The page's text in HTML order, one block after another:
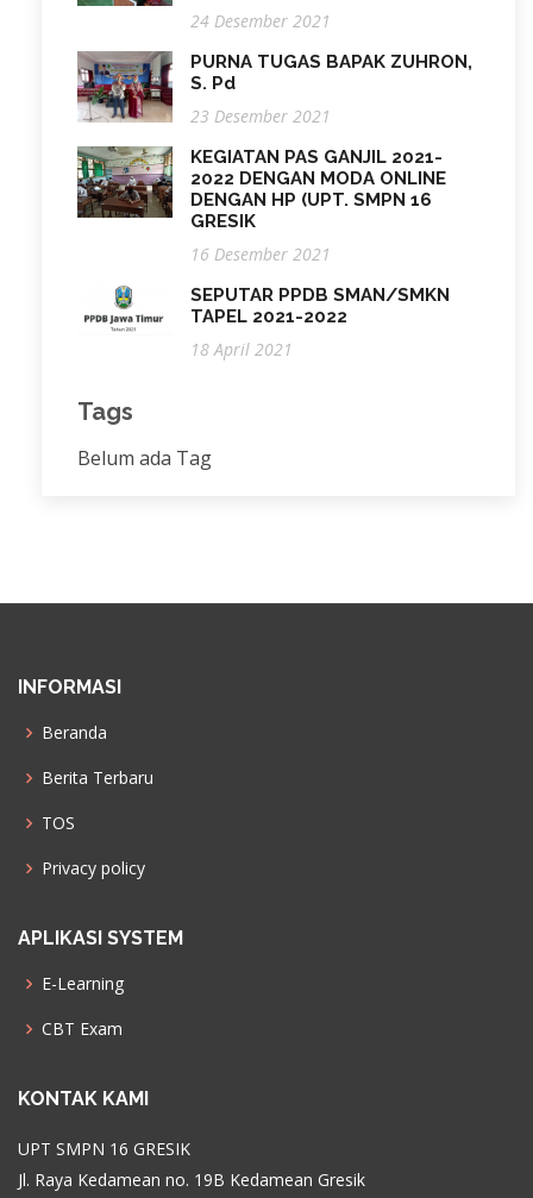
24 Desember 2021
PURNA TUGAS BAPAK ZUHRON,
S. Pd
23 Desember 2021
KEGIATAN PAS GANJIL 2021-
2022 DENGAN MODA ONLINE
DENGAN HP (UPT. SMPN 16
GRESIK
16 Desember 2021
SEPUTAR PPDB SMAN/SMKN
TAPEL 2021-2022
18 April 2021
Tags
Belum ada Tag
INFORMASI
Beranda
Berita Terbaru
TOS
Privacy policy
APLIKASI SYSTEM
E-Learning
CBT Exam
KONTAK KAMI
UPT SMPN 16 GRESIK
Jl. Raya Kedamean no. 19B Kedamean Gresik